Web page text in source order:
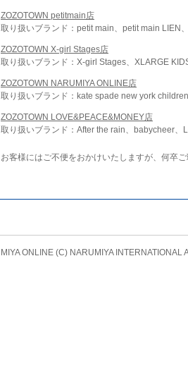
ZOZOTOWN petitmain店
取り扱いブランド：petit main、petit main LIEN
ZOZOTOWN X-girl Stages店
取り扱いブランド：X-girl Stages、XLARGE
ZOZOTOWN NARUMIYA ONLINE店
取り扱いブランド：kate spade new york
ZOZOTOWN LOVE&PEACE&MONEY店
取り扱いブランド：After the rain、babycheer
お客様にはご不便をおかけいたしますが、何卒